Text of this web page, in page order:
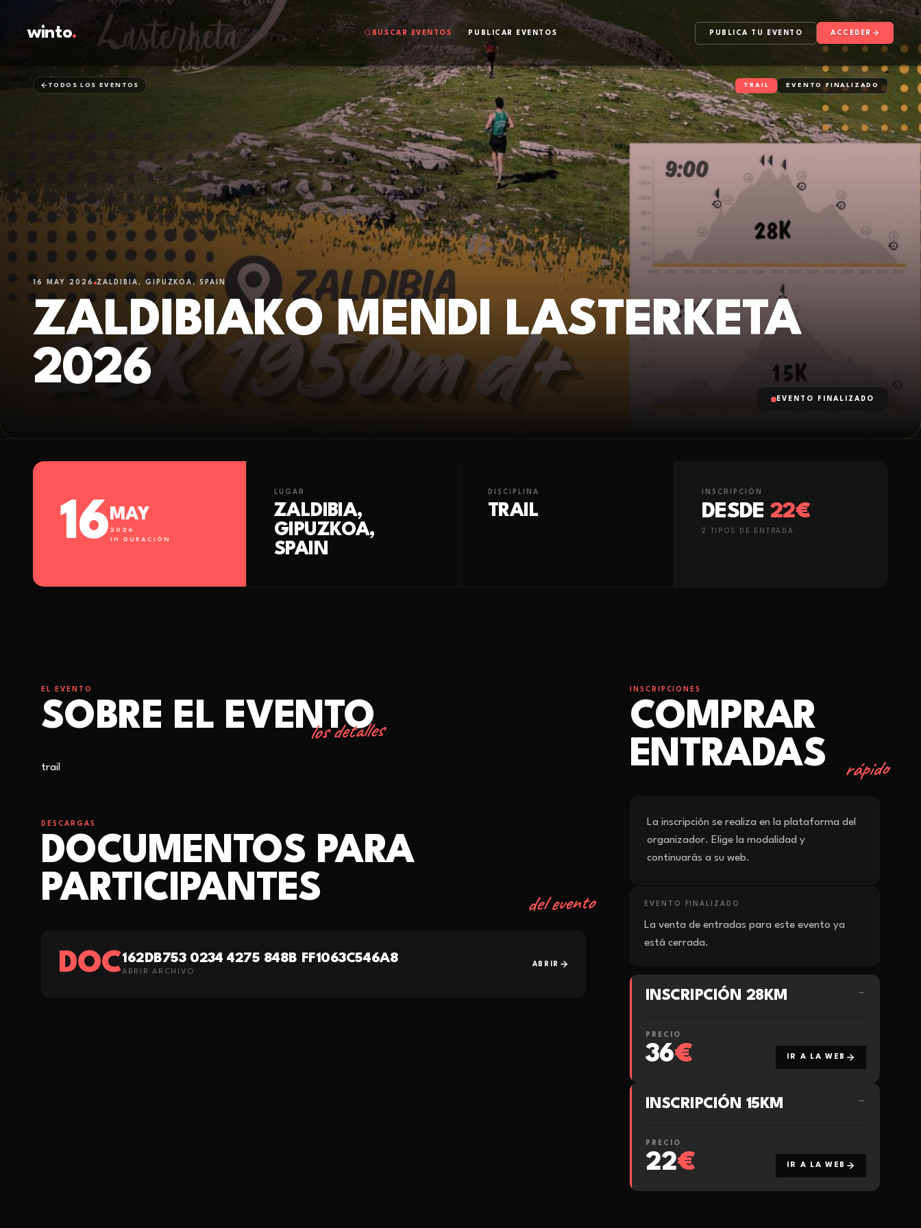
winto. BUSCAR EVENTOS PUBLICAR EVENTOS PUBLICA TU EVENTO ACCEDER
TODOS LOS EVENTOS TRAIL EVENTO FINALIZADO
16 MAY 2026 ZALDIBIA, GIPUZKOA, SPAIN
ZALDIBIAKO MENDI LASTERKETA
2026
EVENTO FINALIZADO
16 MAY
2026
1 H DURACIÓN
LUGAR
ZALDIBIA,
GIPUZKOA,
SPAIN
DISCIPLINA
TRAIL
INSCRIPCIÓN
DESDE 22€
2 TIPO S DE ENTRADA
EL EVENTO
SOBRE EL EVENTO
los detalles
trail
DESCARGAS
DOCUMENTOS PARA
PARTICIPANTES
del evento
DOC162DB753 0234 4275 848B FF1063C546A8
ABRIR ARCHIVO
ABRIR
INSCRIPCIONES
COMPRAR
ENTRADAS
rápido
La inscripción se realiza en la plataforma del
organizador. Elige la modalidad y
continuarás a su web.
EVENTO FINALIZADO
La venta de entradas para este evento ya
está cerrada.
INSCRIPCIÓN 28KM →
PRECIO
36€ IR A LA WEB
INSCRIPCIÓN 15KM →
PRECIO
22€ IR A LA WEB